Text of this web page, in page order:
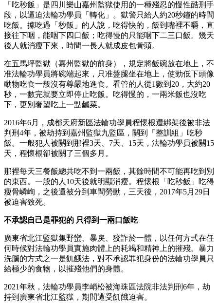
「吃秒飯」是四川樂山嘉州監獄使用的一種殘忍的慢性酷刑手
段，以逼迫法輪功學員「轉化」。獄警只給人約20秒鐘的時間
吃飯。據吃過「秒飯」的人說，吃得快的，飯到嘴裡不嚼，直
接往下咽，能咽下四口飯；吃得慢的只能咽下二三口飯。幾天
後人就消瘦下來，時間一長人就成皮包骨頭。
在五馬坪監獄（嘉州監獄的前身），規定將飯碗放在地上，不
准法輪功學員將碗端起來，只准盤腿坐在地上，使勁低下頭像
動物吃食一般沒有尊嚴地進食。看管的人從1數到20，大約20
秒，一數完就要立即停止吃飯。吃得慢的，一兩米飯也沒吃
下，更別奢望吃上一點鹹菜。
2016年6月，成都天府新區法輪功學員程懷根遭綁架後被非法
判刑4年，被劫持到嘉州監獄九監區，關到「整訓組」吃秒
飯。一般犯人被關到那裡3天、7天、15天，法輪功學員被關15
天，程懷根卻被關了三個多月。
那裡每天三餐飯總共吃不到一兩飯，其餘時間不可能再吃到別
的東西。一般的人10天後就明顯消瘦。程懷根「吃秒飯」吃得
瘦骨嶙峋，之後還被分到車間勞動，三天後，2017年5月29日
被迫害致死。
不承認自己是罪犯的 只得到一兩口飯吃
廣東省北江監獄集野蠻、暴戾、狡詐於一體，以任何方式在任
何時候對法輪功學員實施肉體上的耗竭和精神上的摧殘。暴力
洗腦的方式之一是飢餓法，對不承認罪犯身份的法輪功學員只
給極少的食物，以摧殘他們的身體。
2021年秋，法輪功學員李峭松被海珠區法院非法判刑6年，劫
持到廣東省北江監獄，期間遭受飢餓迫害。